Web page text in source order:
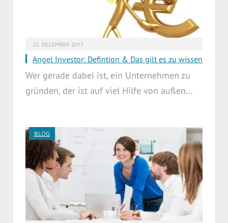
25. DEZEMBER 2017
Angel Investor: Defintion & Das gilt es zu wissen
Wer gerade dabei ist, ein Unternehmen zu
gründen, der ist auf viel Hilfe von außen…
BLOG